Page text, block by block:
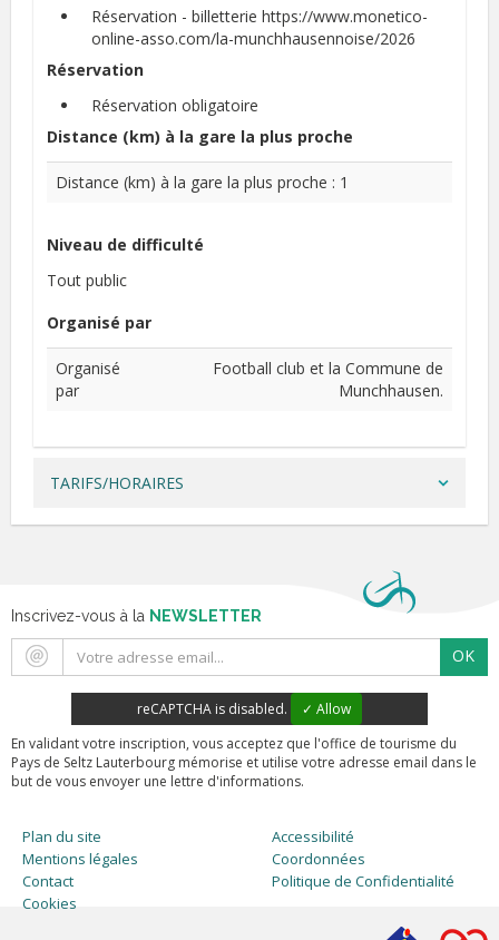
Réservation - billetterie https://www.monetico-
online-asso.com/la-munchhausennoise/2026
Réservation
Réservation obligatoire
Distance (km) à la gare la plus proche
Distance (km) à la gare la plus proche : 1
Niveau de difficulté
Tout public
Organisé par
Organisé
par
Football club et la Commune de
Munchhausen.
TARIFS/HORAIRES
Inscrivez-vous à la NEWSLETTER
OK
reCAPTCHA is disabled.
✓ Allow
En validant votre inscription, vous acceptez que l'office de tourisme du
Pays de Seltz Lauterbourg mémorise et utilise votre adresse email dans le
but de vous envoyer une lettre d'informations.
Plan du site
Accessibilité
Mentions légales
Coordonnées
Contact
Politique de Confidentialité
Cookies